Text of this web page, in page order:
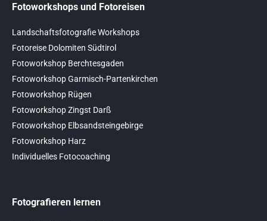
Fotoworkshops und Fotoreisen
Landschaftsfotografie Workshops
Fotoreise Dolomiten Südtirol
Fotoworkshop Berchtesgaden
Fotoworkshop Garmisch-Partenkirchen
Fotoworkshop Rügen
Fotoworkshop Zingst Darß
Fotoworkshop Elbsandsteingebirge
Fotoworkshop Harz
Individuelles Fotocoaching
Fotografieren lernen